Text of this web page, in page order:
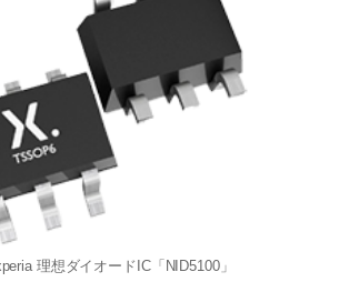
理想ダイオードIC「NID5100」